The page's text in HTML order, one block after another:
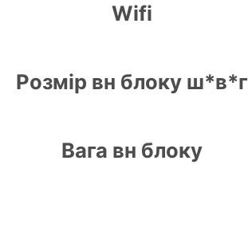
Wifi
Розмір вн блоку ш*в*г
Вага вн блоку